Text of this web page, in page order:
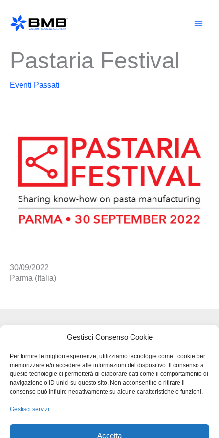
Gestisci Consenso Cookie
Per fornire le migliori esperienze, utilizziamo tecnologie come i cookie per
memorizzare e/o accedere alle informazioni del dispositivo. Il consenso a
queste tecnologie ci permetterà di elaborare dati come il comportamento di
navigazione o ID unici su questo sito. Non acconsentire o ritirare il
consenso può influire negativamente su alcune caratteristiche e funzioni.
Gestisci servizi
Accetta
contenuto
Pastaria Festival
Eventi Passati
30/09/2022
Parma (Italia)
Termini legali e Privacy - GDPR
BMB SRL – VIA DEL LAVORO 48
36034 MOLINA DI MALO (VI)
TEL +39 0445.510207